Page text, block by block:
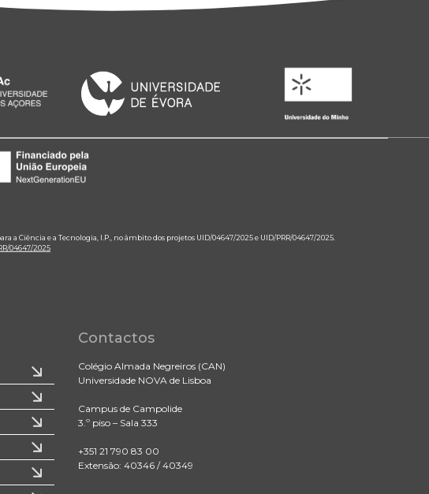
a Ciência e a Tecnologia, I.P., no âmbito dos projetos UID/04647/2025 e UID/PRR/04647/2025.
04647/2025
Contactos
Colégio Almada Negreiros (CAN)
Universidade NOVA de Lisboa
Campus de Campolide
3.º piso – Sala 333
+351 21 790 83 00
Extensão: 40346 / 40349